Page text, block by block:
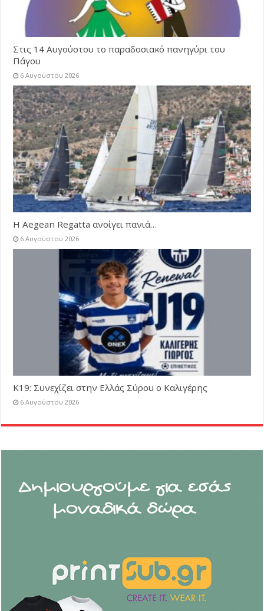
Στις 14 Αυγούστου το παραδοσιακό πανηγύρι του
Πάγου
6 Αυγούστου 2026
Η Aegean Regatta ανοίγει πανιά…
6 Αυγούστου 2026
Κ19: Συνεχίζει στην Ελλάς Σύρου ο Καλιγέρης
6 Αυγούστου 2026